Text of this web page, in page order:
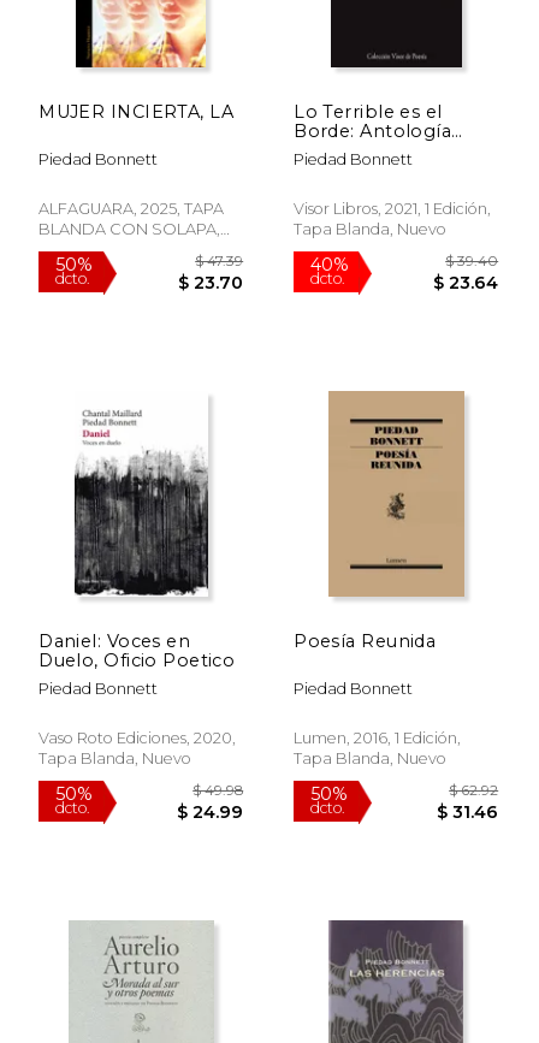
50%
dcto. $ 20.34 dcto.
MUJER INCIERTA, LA
Piedad Bonnett
ALFAGUARA, 2025, TAPA
BLANDA CON SOLAPA,
Nuevo
Lo Terrible es el
Borde: Antología
Poética: 1135 (Visor de
Poesía)
Piedad Bonnett
Visor Libros, 2021, 1 Edición,
Tapa Blanda, Nuevo
Daniel: Voces en
Duelo, Oficio Poetico
Piedad Bonnett
Vaso Roto Ediciones, 2020,
Tapa Blanda, Nuevo
Poesía Reunida
Piedad Bonnett
Lumen, 2016, 1 Edición,
Tapa Blanda, Nuevo